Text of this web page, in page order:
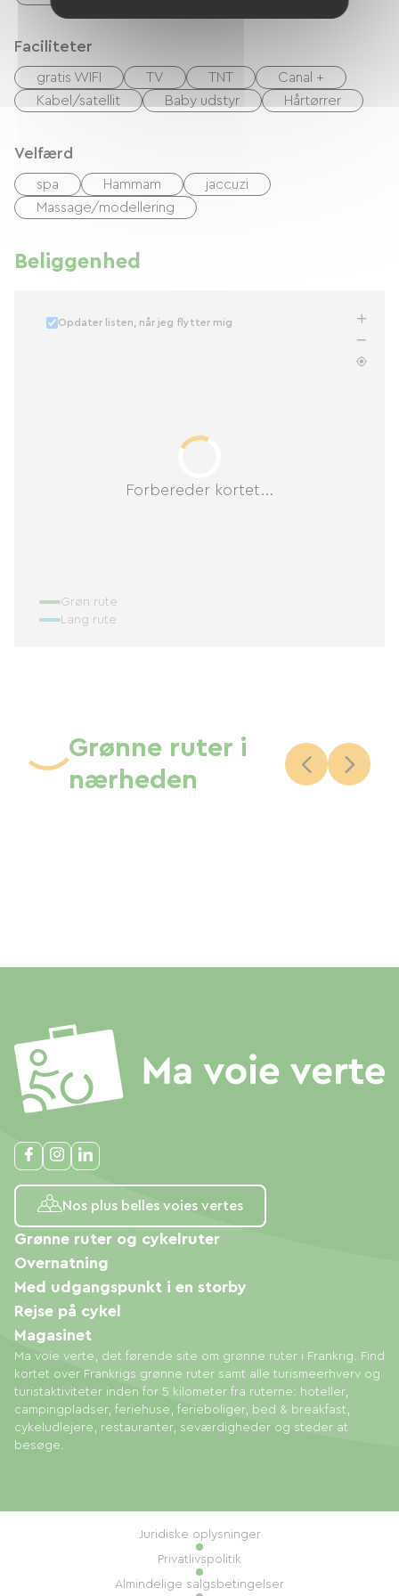
Faciliteter
gratis WIFI TV TNT
Canal +
Kabel/satellit
Baby udstyr Hårtørrer
Velfærd
spa Hammam
jaccuzi
Massage/modellering
Beliggenhed
Forbereder kortet...
Opdater listen, når jeg flytter mig
Grøn rute
Lang rute
Grønne ruter i
nærheden
Nos plus belles voies vertes
Ma voie verte, det førende site om grønne ruter i Frankrig. Find
kortet over Frankrigs grønne ruter samt alle turismeerhverv og
turistaktiviteter inden for 5 kilometer fra ruterne: hoteller,
campingpladser, feriehuse, ferieboliger, bed & breakfast,
cykeludlejere, restauranter, seværdigheder og steder at
besøge.
Grønne ruter og cykelruter
Overnatning
Med udgangspunkt i en storby
Rejse på cykel
Magasinet
Juridiske oplysninger
Privatlivspolitik
Almindelige salgsbetingelser